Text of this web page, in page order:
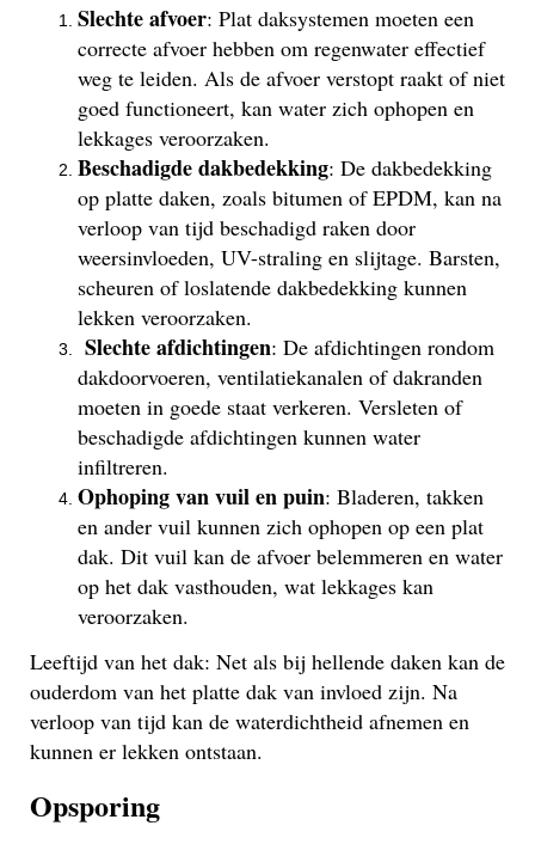
Slechte afvoer: Plat daksystemen moeten een
correcte afvoer hebben om regenwater effectief
weg te leiden. Als de afvoer verstopt raakt of niet
goed functioneert, kan water zich ophopen en
lekkages veroorzaken.
Beschadigde dakbedekking: De dakbedekking
op platte daken, zoals bitumen of EPDM, kan na
verloop van tijd beschadigd raken door
weersinvloeden, UV-straling en slijtage. Barsten,
scheuren of loslatende dakbedekking kunnen
lekken veroorzaken.
Slechte afdichtingen: De afdichtingen rondom
dakdoorvoeren, ventilatiekanalen of dakranden
moeten in goede staat verkeren. Versleten of
beschadigde afdichtingen kunnen water
infiltreren.
Ophoping van vuil en puin: Bladeren, takken
en ander vuil kunnen zich ophopen op een plat
dak. Dit vuil kan de afvoer belemmeren en water
op het dak vasthouden, wat lekkages kan
veroorzaken.
Leeftijd van het dak: Net als bij hellende daken kan de
ouderdom van het platte dak van invloed zijn. Na
verloop van tijd kan de waterdichtheid afnemen en
kunnen er lekken ontstaan.
Opsporing